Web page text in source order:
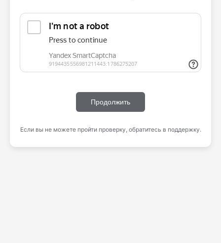
Продолжить
Если вы не можете пройти проверку, обратитесь в поддержку.